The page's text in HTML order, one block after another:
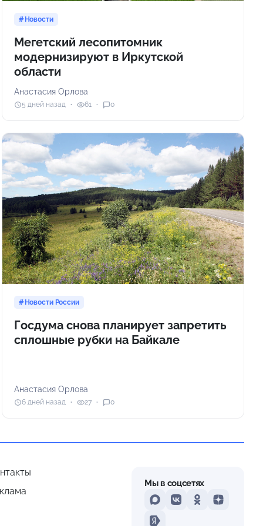
Новости
Мегетский лесопитомник
модернизируют в Иркутской
области
Анастасия Орлова
5 дней назад 61 0
Новости России
Госдума снова планирует запретить
сплошные рубки на Байкале
Анастасия Орлова
6 дней назад 27 0
Мы в соцсетях
MAXVKontakteOdnoklassniki
Dzen